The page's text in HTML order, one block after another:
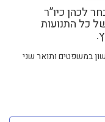
לכהן כיו”ר
כל התנועות
ראשון במשפטים ותואר שני